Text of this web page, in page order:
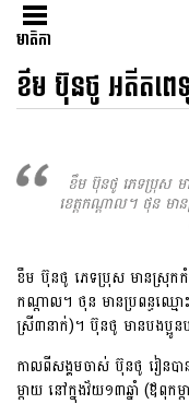
មាតិកា
ខឹម ប៊ុនថូ អតីតពេទ្
ខឹម​ ប៊ុនថូ ភេទប្រុស
ខេត្តកណ្តាល។​ ថុន ម
ខឹម​ ប៊ុនថូ ភេទប្រុស មានស្រុក
កណ្តាល។​ ថុន មានប្រពន្ធឈ្
ស្រី៣នាក់)។ ប៊ុនថូ មានបងប្អូន
កាលពី​សង្គមចាស់ ប៊ុនថូ រៀនប
ម្តាយ នៅក្នុងវ័យ១៣ឆ្នាំ (ឪពុ